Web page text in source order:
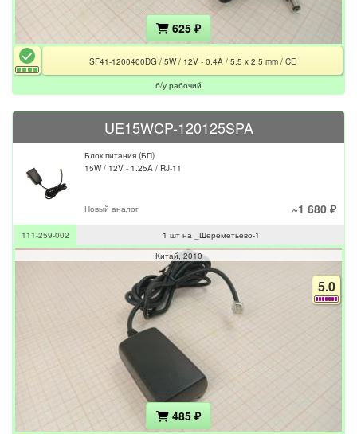
625 ₽
SF41-1200400DG / 5W / 12V - 0.4A / 5.5 x 2.5 mm / CE
б/у рабочий
UE15WCP-120125SPA
Блок питания (БП)
15W / 12V - 1.25A / RJ-11
Новый аналог ~1 680 ₽
111-259-002
1 шт на _Шереметьево-1
Китай 2010
5.0
485 ₽